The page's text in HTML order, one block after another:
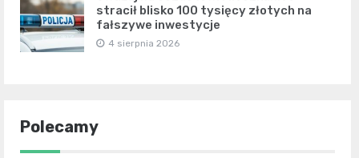
stracił blisko 100 tysięcy złotych na
fałszywe inwestycje
4 sierpnia 2026
Polecamy